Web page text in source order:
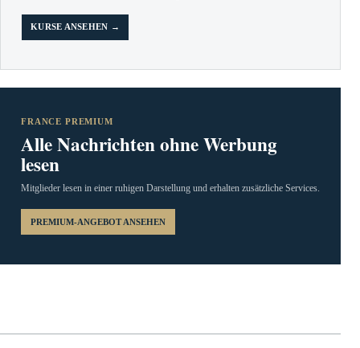
KURSE ANSEHEN →
FRANCE PREMIUM
Alle Nachrichten ohne Werbung
lesen
Mitglieder lesen in einer ruhigen Darstellung und erhalten zusätzliche Services.
PREMIUM-ANGEBOT ANSEHEN